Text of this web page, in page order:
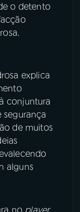
o detento
explica
conjuntura
de muitos
alguns